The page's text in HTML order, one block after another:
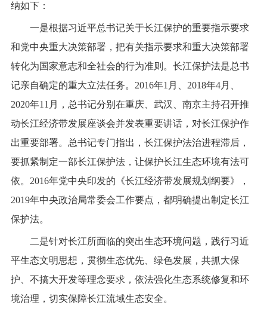
纳如下：
一是根据习近平总书记关于长江保护的重要指示要求
和党中央重大决策部署，把有关指示要求和重大决策部署
转化为国家意志和全社会的行为准则。长江保护法是总书
记亲自确定的重大立法任务。2016年1月、2018年4月、
2020年11月，总书记分别在重庆、武汉、南京主持召开推
动长江经济带发展座谈会并发表重要讲话，对长江保护作
出重要部署。总书记专门指出，长江保护法治进程滞后，
要抓紧制定一部长江保护法，让保护长江生态环境有法可
依。2016年党中央印发的《长江经济带发展规划纲要》，
2019年中央政治局常委会工作要点，都明确提出制定长江
保护法。
二是针对长江所面临的突出生态环境问题，践行习近
平生态文明思想，贯彻生态优先、绿色发展，共抓大保
护、不搞大开发等理念要求，依法强化生态系统修复和环
境治理，切实保障长江流域生态安全。